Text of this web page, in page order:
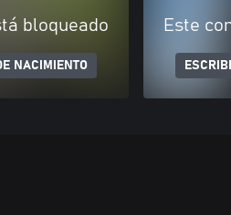
bloqueado
NACIMIENTO
Este